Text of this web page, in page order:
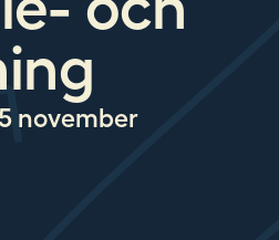
november